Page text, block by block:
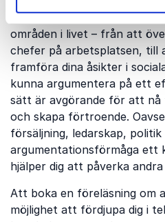
Argumentation är en konst
områden i livet – från att
chefer på arbetsplatsen, till
framföra dina åsikter i
kunna argumentera på ett
sätt är avgörande för att nå
och skapa förtroende.
försäljning, ledarskap,
argumentationsförmåga
hjälper dig att påverka
Att boka en föreläsning om
möjlighet att fördjupa dig i